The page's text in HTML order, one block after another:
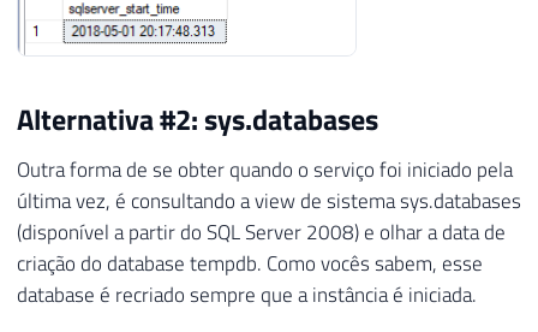
Alternativa #2: sys.databases
Outra forma de se obter quando o serviço foi iniciado pela
última vez, é consultando a view de sistema sys.databases
(disponível a partir do SQL Server 2008) e olhar a data de
criação do database tempdb. Como vocês sabem, esse
database é recriado sempre que a instância é iniciada.